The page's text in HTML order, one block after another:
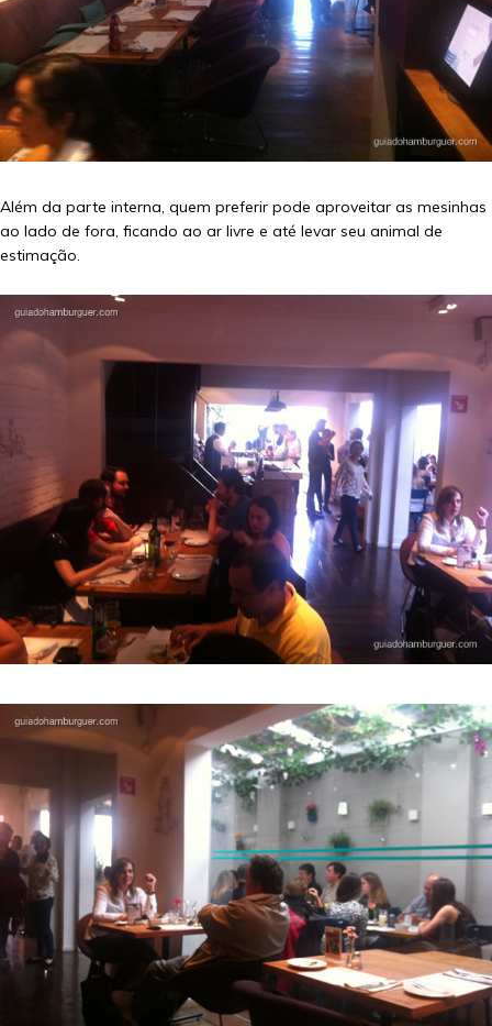
Além da parte interna, quem preferir pode aproveitar as mesinhas
ao lado de fora, ficando ao ar livre e até levar seu animal de
estimação.